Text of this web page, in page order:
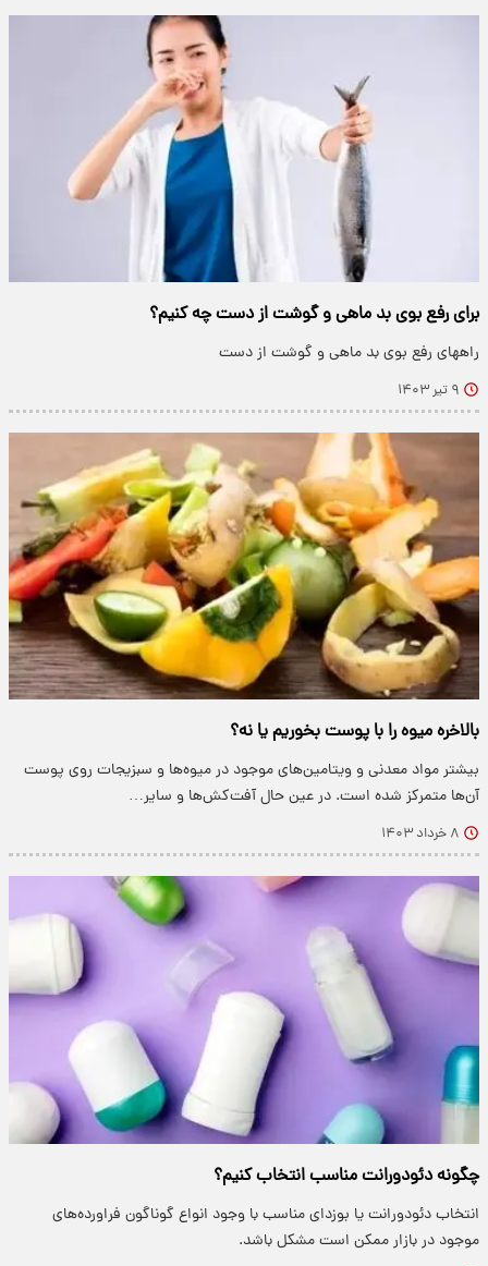
برای رفع بوی بد ماهی و گوشت از دست چه کنیم؟
راههای رفع بوی بد ماهی و گوشت از دست
۹ تیر ۱۴۰۳
بالاخره میوه‌ را با پوست بخوریم یا نه؟
بیشتر مواد معدنی و ویتامین‌های موجود در میوه‌ها و سبزیجات روی پوست
آن‌ها متمرکز شده است. در عین حال آفت‌کش‌ها و سایر…
۸ خرداد ۱۴۰۳
چگونه دئودورانت مناسب انتخاب کنیم؟
انتخاب دئودورانت یا بوزدای مناسب با وجود انواع گوناگون فراورده‌های
موجود در بازار ممکن است مشکل باشد.